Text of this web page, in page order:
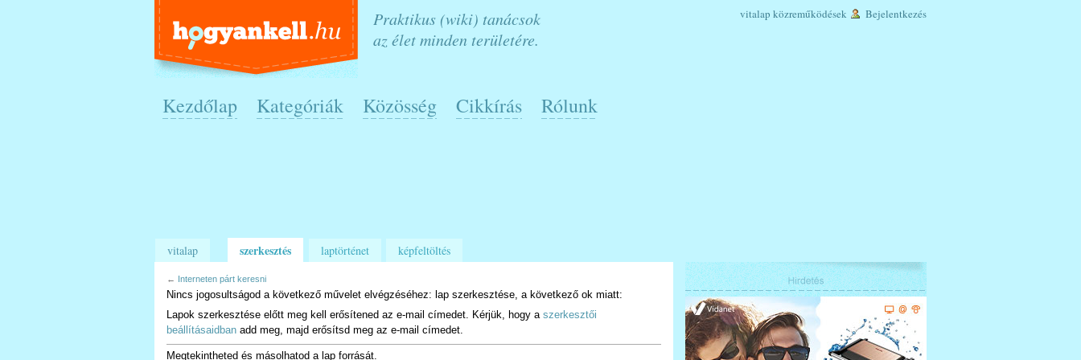
Praktikus (wiki) tanácsok
az élet minden területére.
vitalap közreműködések Bejelentkezés
Kezdőlap Kategóriák Közösség Cikkírás Rólunk
vitalap szerkesztés laptörténet képfeltöltés
← Interneten párt keresni
Nincs jogosultságod a következő művelet elvégzéséhez: lap szerkesztése, a következő ok miatt:
Lapok szerkesztése előtt meg kell erősítened az e-mail címedet. Kérjük, hogy a szerkesztői
beállításaidban add meg, majd erősítsd meg az e-mail címedet.
Megtekintheted és másolhatod a lap forrását.